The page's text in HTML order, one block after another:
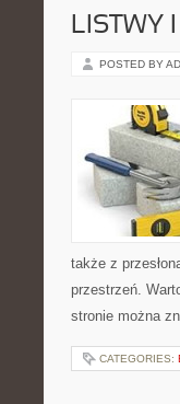
LISTWY
POSTED BY
także z
przestrzeń.
stronie można
CATEGORIES: